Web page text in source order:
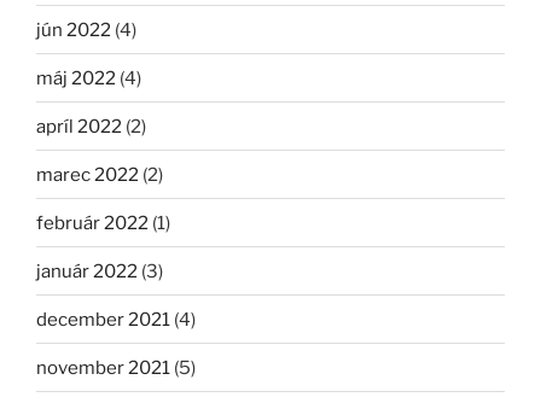
jún 2022 (4)
máj 2022 (4)
apríl 2022 (2)
marec 2022 (2)
február 2022 (1)
január 2022 (3)
december 2021 (4)
november 2021 (5)